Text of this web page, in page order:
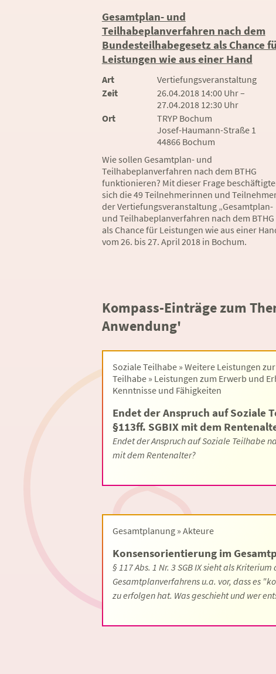
Gesamtplan- und
Teilhabeplanverfahren nach dem
Bundesteilhabegesetz als Chance
Leistungen wie aus einer Hand
Art
Vertiefungsveranstaltung
Zeit
26.04.2018 14:00 Uhr –
27.04.2018 12:30 Uhr
Ort
TRYP Bochum
Josef-Haumann-Straße 1
44866 Bochum
Wie sollen Gesamtplan- und
Teilhabeplanverfahren nach dem BTHG
funktionieren? Mit dieser Frage
sich die 49 Teilnehmerinnen und
der Vertiefungsveranstaltung „Gesamtplan-
und Teilhabeplanverfahren nach dem BTHG
als Chance für Leistungen wie aus einer
vom 26. bis 27. April 2018 in Bochum.
Kompass-Einträge zum
Anwendung'
Soziale Teilhabe » Weitere Leistungen
Teilhabe » Leistungen zum Erwerb und
Kenntnisse und Fähigkeiten
Endet der Anspruch auf Soziale
§113ff. SGBIX mit dem
Endet der Anspruch auf Soziale Teilhabe
mit dem Rentenalter?
Gesamtplanung » Akteure
Konsensorientierung im
§ 117 Abs. 1 Nr. 3 SGB IX sieht als Kriterium
Gesamtplanverfahrens u.a. vor, dass es
zu erfolgen hat. Was geschieht und wer